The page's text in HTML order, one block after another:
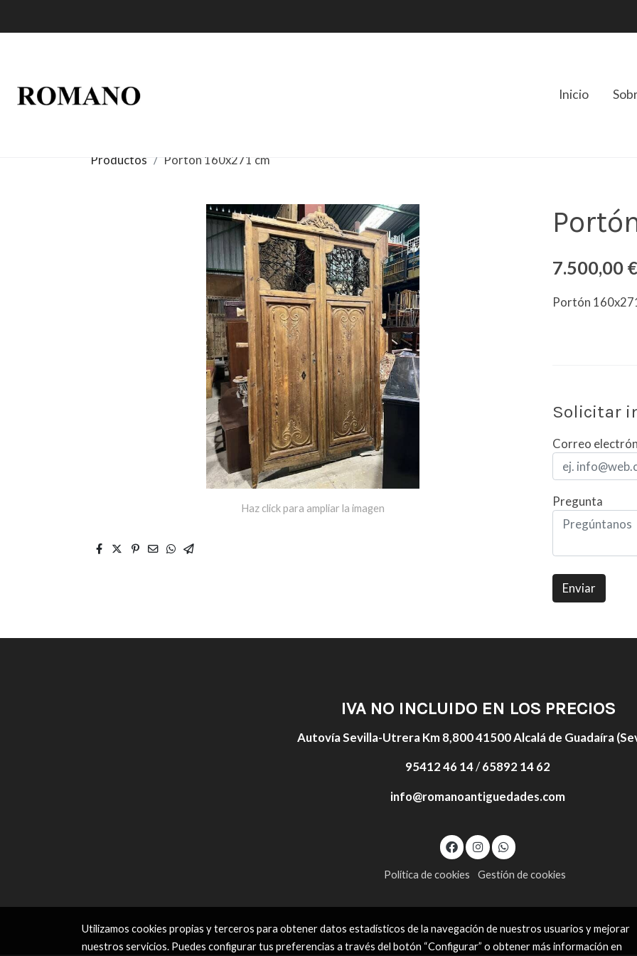
Inicio
Productos Portón 160x271 cm
Haz click para ampliar la imagen
7.500,00 €
Portón
Solicitar
Correo
Pregunta
Enviar
IVA NO INCLUIDO EN LOS PRECIOS
Autovía Sevilla-Utrera Km 8,800 41500 Alcalá de Guadaíra
95412 46 14/65892 14 62
info@romanoantiguedades.com
Política de cookies Gestión de cookies
Utilizamos cookies propias y terceros para obtener datos estadísticos de la navegación de nuestros usuarios y mejorar
nuestros servicios. Puedes configurar tus preferencias a través del botón “Configurar” o obtener más información en